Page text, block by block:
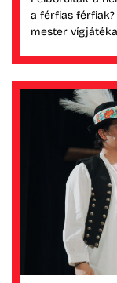
a férfias férfiak?
mester